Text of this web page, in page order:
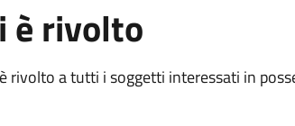
è rivolto
rivolto a tutti i soggetti interessati in